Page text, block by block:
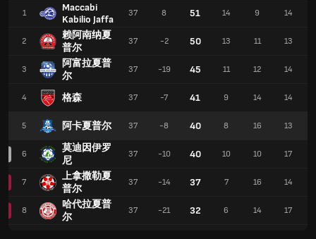
1
Maccabi
Kabilio Jaffa
2
赖阿南纳夏
普尔
3
阿富拉夏普
尔
4 格森
5 阿卡夏普尔
6
莫迪因伊罗
尼
7
上拿撒勒夏
普尔
8
哈代拉夏普
尔
37 8 51 14 9 14
37 -2 50 13 11 13
37 -19 45 11 12 14
37 -7 41 9 14 14
37 -8 40 8 16 13
37 -10 40 10 10 17
37 -14 37 7 16 14
37 -21 32 6 14 17